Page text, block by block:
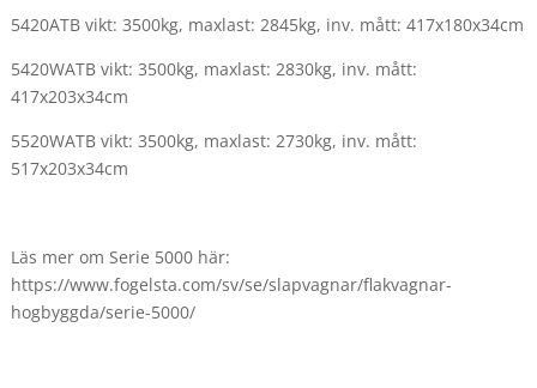
5420ATB vikt: 3500kg, maxlast: 2845kg, inv. mått: 417x180x34cm
5420WATB vikt: 3500kg, maxlast: 2830kg, inv. mått:
417x203x34cm
5520WATB vikt: 3500kg, maxlast: 2730kg, inv. mått:
517x203x34cm
Läs mer om Serie 5000 här:
https://www.fogelsta.com/sv/se/slapvagnar/flakvagnar-
hogbyggda/serie-5000/